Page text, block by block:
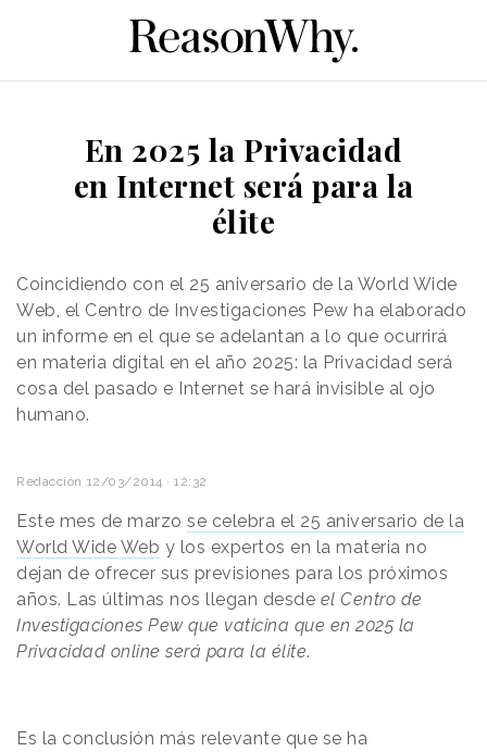
En 2025 la Privacidad
en Internet será para la
élite
Coincidiendo con el 25 aniversario de la World Wide
Web, el Centro de Investigaciones Pew ha elaborado
un informe en el que se adelantan a lo que ocurrirá
en materia digital en el año 2025: la Privacidad será
cosa del pasado e Internet se hará invisible al ojo
humano.
Redacción 12/03/2014 · 12:32
Este mes de marzo se celebra el 25 aniversario de la
World Wide Web y los expertos en la materia no
dejan de ofrecer sus previsiones para los próximos
años. Las últimas nos llegan desde el Centro de
Investigaciones Pew que vaticina que en 2025 la
Privacidad online será para la élite.
Es la conclusión más relevante que se ha